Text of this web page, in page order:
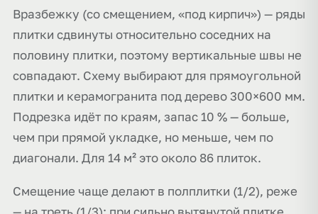
Вразбежку (со смещением, «под кирпич») — ряды
плитки сдвинуты относительно соседних на
половину плитки, поэтому вертикальные швы не
совпадают. Схему выбирают для прямоугольной
плитки и керамогранита под дерево 300×600 мм.
Подрезка идёт по краям, запас 10 % — больше,
чем при прямой укладке, но меньше, чем по
диагонали. Для 14 м² это около 86 плиток.
Смещение чаще делают в полплитки (1/2), реже